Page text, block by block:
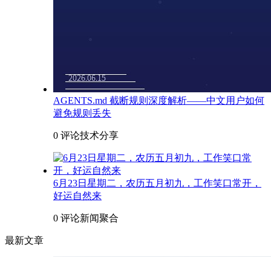
AGENTS.md 截断规则深度解析——中文用户如何
避免规则丢失
0 评论技术分享
6月23日星期二，农历五月初九，工作笑口常开，
好运自然来
0 评论新闻聚合
最新文章